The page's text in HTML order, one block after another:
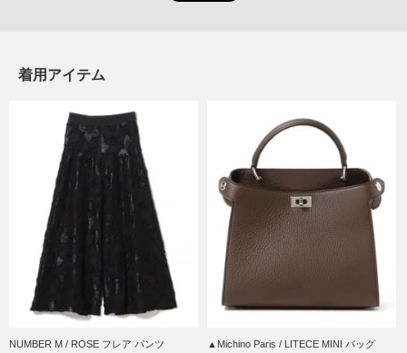
着用アイテム
NUMBER M / ROSE フレア パンツ
▲Michino Paris / LITECE MINI バッグ